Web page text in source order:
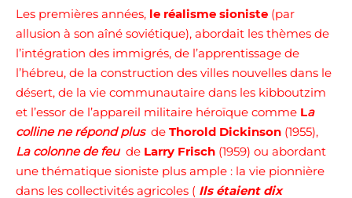
Les premières années, le réalisme sioniste (par
allusion à son aîné soviétique), abordait les thèmes de
l’intégration des immigrés, de l’apprentissage de
l’hébreu, de la construction des villes nouvelles dans le
désert, de la vie communautaire dans les kibboutzim
et l’essor de l’appareil militaire héroïque comme La
colline ne répond plus de Thorold Dickinson (1955),
La colonne de feu de Larry Frisch (1959) ou abordant
une thématique sioniste plus ample : la vie pionnière
dans les collectivités agricoles ( Ils étaient dix